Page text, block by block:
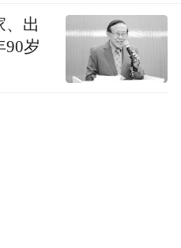
、出
90岁